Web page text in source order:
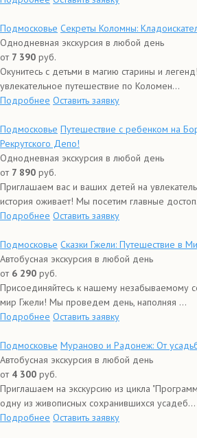
Подмосковье Секреты Коломны:
Однодневная экскурсия в любой день
от 7 390 руб.
Окунитесь с детьми в магию старины и
увлекательное путешествие по Коломен...
Подробнее Оставить заявку
Подмосковье Путешествие с ребенком на
Рекрутского Депо!
Однодневная экскурсия в любой день
от 7 890 руб.
Приглашаем вас и ваших детей на
история оживает! Мы посетим главные
Подробнее Оставить заявку
Подмосковье Сказки Гжели: Путешествие в
Автобусная экскурсия в любой день
от 6 290 руб.
Присоединяйтесь к нашему незабываемому
мир Гжели! Мы проведем день, наполняя ...
Подробнее Оставить заявку
Подмосковье Мураново и Радонеж: От
Автобусная экскурсия в любой день
от 4 300 руб.
Приглашаем на экскурсию из цикла
одну из живописных сохранившихся усадеб...
Подробнее Оставить заявку